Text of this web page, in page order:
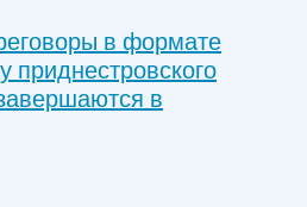
в формате
приднестровского
в